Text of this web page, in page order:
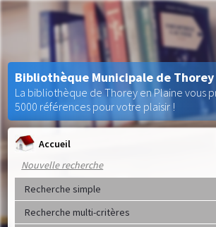
Accueil
Nouvelle recherche
Recherche simple
Recherche multi-critères
Bibliothèque Municipale de Thorey
La bibliothèque de Thorey en Plaine vous
5000 références pour votre plaisir !